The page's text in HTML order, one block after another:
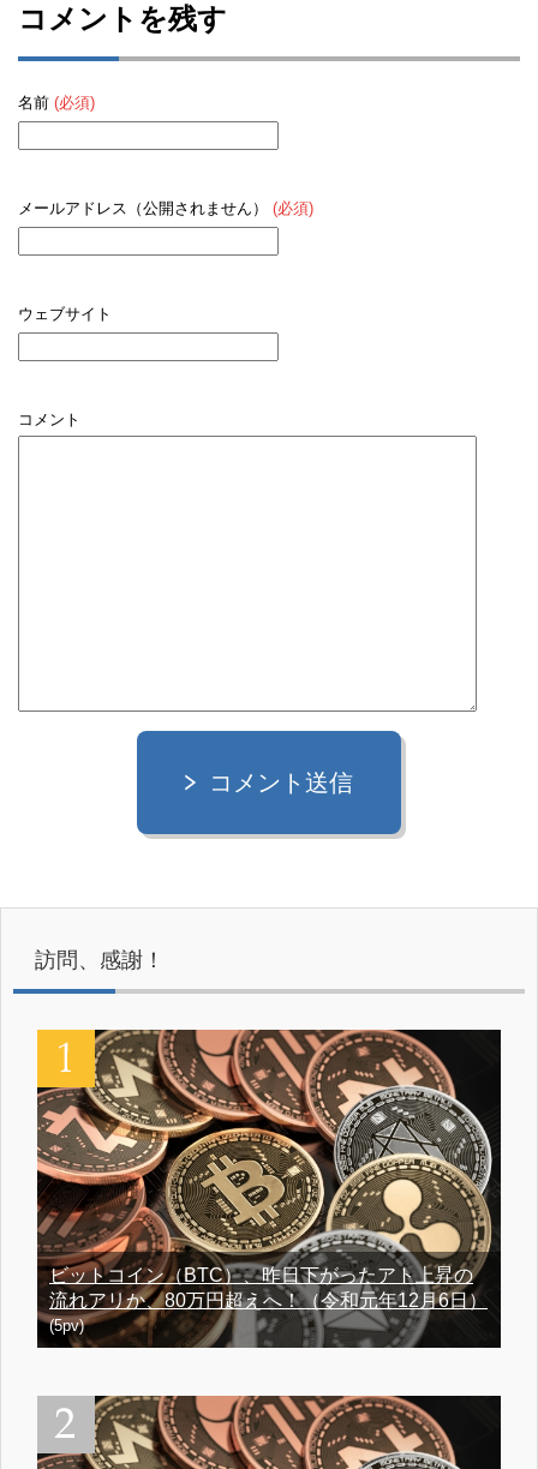
コメントを残す
名前 (必須)
メールアドレス（公開されません） (必須)
ウェブサイト
コメント
コメント送信
訪問、感謝！
ビットコイン（BTC）、昨日下がったアト上昇の
流れアリか、80万円超えへ！（令和元年12月6日）
(5pv)